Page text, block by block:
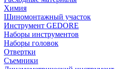
Химия
Шиномонтажный участок
Инструмент GEDORE
Наборы инструментов
Наборы головок
Отвертки
Съемники